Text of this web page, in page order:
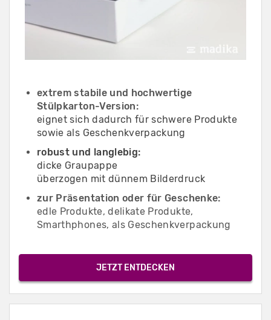
extrem stabile und hochwertige
Stülpkarton-Version:
eignet sich dadurch für schwere Produkte
sowie als Geschenkverpackung
robust und langlebig:
dicke Graupappe
überzogen mit dünnem Bilderdruck
zur Präsentation oder für Geschenke:
edle Produkte, delikate Produkte,
Smarthphones, als Geschenkverpackung
JETZT ENTDECKEN